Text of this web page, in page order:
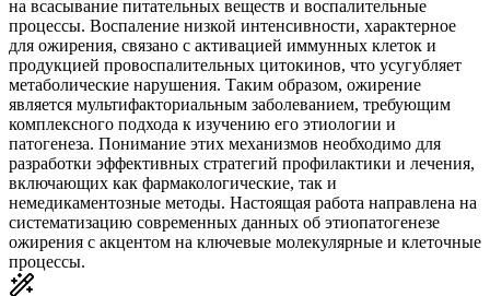
на всасывание питательных веществ и воспалительные
процессы. Воспаление низкой интенсивности, характерное
для ожирения, связано с активацией иммунных клеток и
продукцией провоспалительных цитокинов, что усугубляет
метаболические нарушения. Таким образом, ожирение
является мультифакториальным заболеванием, требующим
комплексного подхода к изучению его этиологии и
патогенеза. Понимание этих механизмов необходимо для
разработки эффективных стратегий профилактики и лечения,
включающих как фармакологические, так и
немедикаментозные методы. Настоящая работа направлена на
систематизацию современных данных об этиопатогенезе
ожирения с акцентом на ключевые молекулярные и клеточные
процессы.